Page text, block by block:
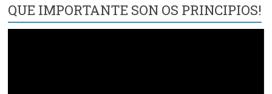
QUE IMPORTANTE SON OS PRINCIPIOS!